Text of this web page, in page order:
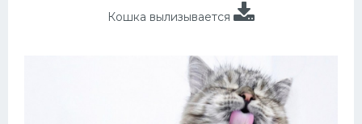
Кошка вылизывается